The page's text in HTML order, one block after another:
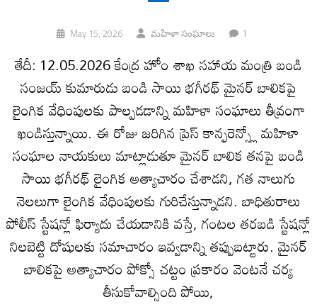
May 15, 2026 మహిళా సంఘాలు 1
తేదీ: 12.05.2026 కేంద్ర హోం శాఖ సహాయ మంత్రి బండి
సంజయ్ కుమారుడు బండి సాయి భగీరథ్ మైనర్ బాలికపై
లైంగిక వేధింపులకు పాల్పడడాన్ని మహిళా సంఘాలు తీవ్రంగా
ఖండిస్తున్నాయి. ఈ రోజు జరిగిన ప్రెస్ కాన్ఫరెన్స్లో మహిళా
సంఘాల నాయకులు మాట్లాడుతూ మైనర్ బాలిక తనపై బండి
సాయి భగీరథ్ లైంగిక అత్యాచారం చేశాడని, గత నాలుగు
నెలలుగా లైంగిక వేధింపులకు గురిచేస్తున్నాడని. బాధితురాలు
పోలీస్ స్టేషన్లో ఫిర్యాదు చేయడానికి వస్తే, గంటల తరబడి స్టేషన్లో
నిలబెట్టి దోషులకు సమాచారం ఇవ్వడాన్ని తప్పుబట్టారు. మైనర్
బాలికపై అత్యాచారం పోక్సో చట్టం ప్రకారం వెంటనే చర్య
తీసుకోవాల్సింది పోయి,